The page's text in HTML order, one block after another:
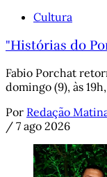
Cultura
"Histórias do
Fabio Porchat
domingo (9), às
Por Redação
/ 7 ago 2026